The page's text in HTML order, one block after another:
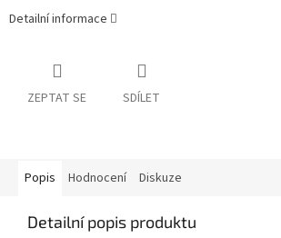
Detailní informace
ZEPTAT SE SDÍLET
Popis Hodnocení Diskuze
Detailní popis produktu